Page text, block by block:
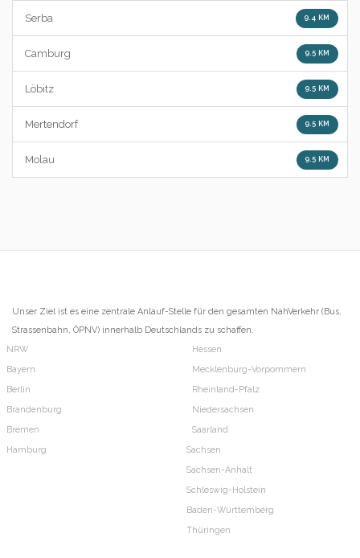
Serba 9.4 KM
Camburg 9.5 KM
Löbitz 9.5 KM
Mertendorf 9.5 KM
Molau 9.5 KM
Unser Ziel ist es eine zentrale Anlauf-Stelle für den gesamten NahVerkehr (Bus,
Strassenbahn, ÖPNV) innerhalb Deutschlands zu schaffen.
NRW
Bayern
Berlin
Brandenburg
Bremen
Hamburg
Hessen
Mecklenburg-Vorpommern
Rheinland-Pfalz
Niedersachsen
Saarland
Sachsen
Sachsen-Anhalt
Schleswig-Holstein
Baden-Württemberg
Thüringen